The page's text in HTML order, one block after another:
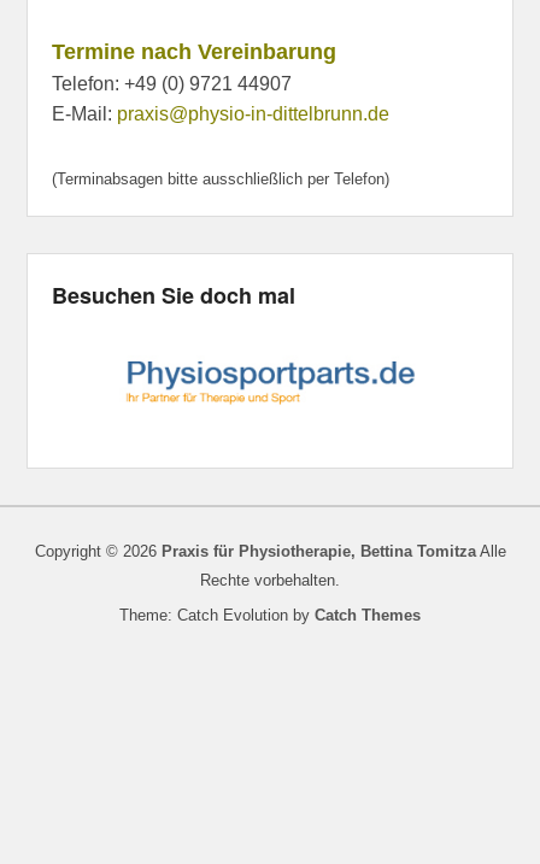
Termine nach Vereinbarung
Telefon: +49 (0) 9721 44907
E-Mail: praxis@physio-in-dittelbrunn.de
(Terminabsagen bitte ausschließlich per Telefon)
Besuchen Sie doch mal
Copyright © 2026 Praxis für Physiotherapie, Bettina TomitzaAlle
Rechte vorbehalten.
Theme: Catch Evolution by Catch Themes